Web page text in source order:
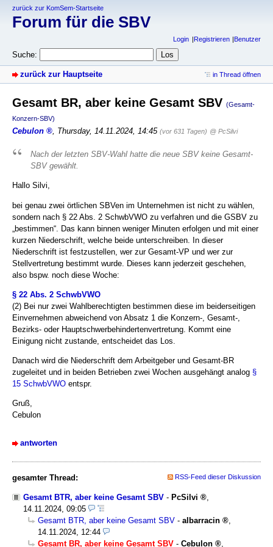
zurück zur KomSem-Startseite
Forum für die SBV
Login Registrieren Benutzer
Suche:
zurück zur Hauptseite in Thread öffnen
Gesamt BR, aber keine Gesamt SBV (Gesamt-
Konzern-SBV)
Cebulon , Thursday, 14.11.2024, 14:45 (vor 631 Tagen) @ PcSilvi
Nach der letzten SBV-Wahl hatte die neue SBV keine Gesamt-
SBV gewählt.
Hallo Silvi,
bei genau zwei örtlichen SBVen im Unternehmen ist nicht zu wählen,
sondern nach § 22 Abs. 2 SchwbVWO zu verfahren und die GSBV zu
„bestimmen“. Das kann binnen weniger Minuten erfolgen und mit einer
kurzen Niederschrift, welche beide unterschreiben. In dieser
Niederschrift ist festzustellen, wer zur Gesamt-VP und wer zur
Stellvertretung bestimmt wurde. Dieses kann jederzeit geschehen,
also bspw. noch diese Woche:
§ 22 Abs. 2 SchwbVWO
(2) Bei nur zwei Wahlberechtigten bestimmen diese im beiderseitigen
Einvernehmen abweichend von Absatz 1 die Konzern-, Gesamt-,
Bezirks- oder Hauptschwerbehindertenvertretung. Kommt eine
Einigung nicht zustande, entscheidet das Los.
Danach wird die Niederschrift dem Arbeitgeber und Gesamt-BR
zugeleitet und in beiden Betrieben zwei Wochen ausgehängt analog §
15 SchwbVWO entspr.
Gruß,
Cebulon
antworten
gesamter Thread: RSS-Feed dieser Diskussion
Gesamt BTR, aber keine Gesamt SBV - PcSilvi
,
14.11.2024, 09:05
Gesamt BTR, aber keine Gesamt SBV - albarracin
,
14.11.2024, 12:44
Gesamt BR, aber keine Gesamt SBV - Cebulon ,